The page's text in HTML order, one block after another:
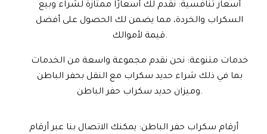
أسعار تنافسية: نقدم لك أسعارًا ممتازة لشراء وبيع
السكراب والخردة، مما يضمن لك الحصول على أفضل
قيمة لأموالك.
خدمات متنوعة: نحن نقدم مجموعة واسعة من الخدمات
بما في ذلك شراء حديد سكراب مع النقل بحفر الباطن
وميزان حديد سكراب حفر الباطن.
أرقام سكراب حفر الباطن: يمكنك الاتصال بنا عبر أرقام